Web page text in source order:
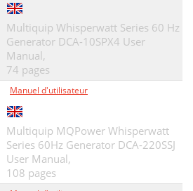
Multiquip Whisperwatt Series 60 Hz
Generator DCA-10SPX4 User
Manual,
74 pages
Manuel d'utilisateur
Multiquip MQPower Whisperwatt
Series 60Hz Generator DCA-220SSJ
User Manual,
108 pages